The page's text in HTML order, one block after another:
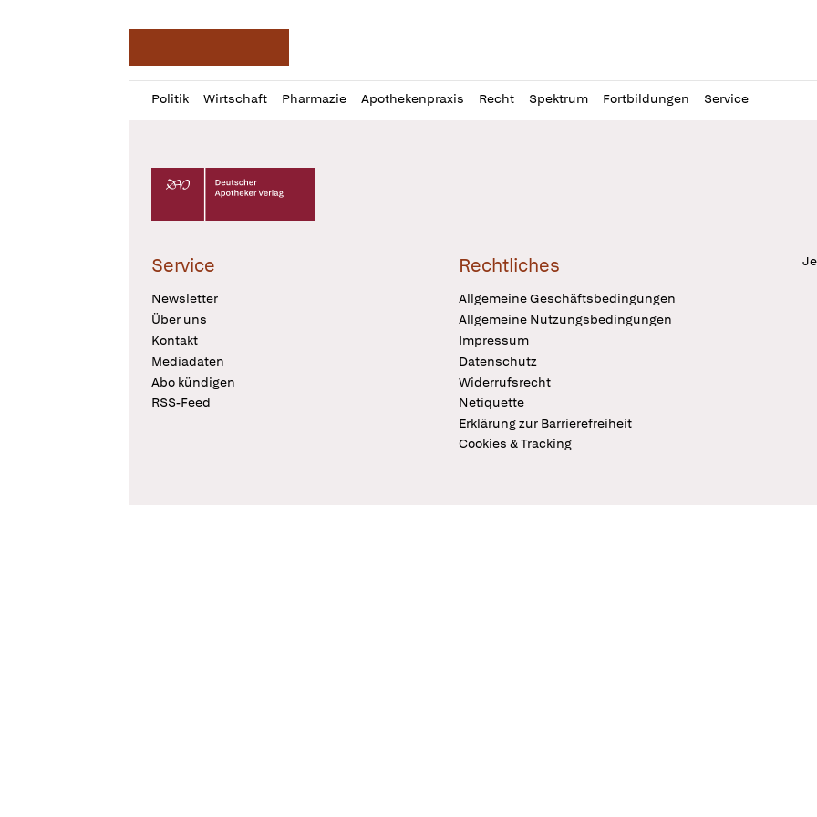
Politik Wirtschaft Pharmazie Apothekenpraxis Recht Spektrum Fortbildungen Service
Profil
öffnen
Daz
Pur
Deutscher Apotheker Verlag Logo
Service
Newsletter
Über uns
Kontakt
Mediadaten
Abo kündigen
RSS-Feed
Rechtliches
Allgemeine Geschäftsbedingungen
Allgemeine Nutzungsbedingungen
Impressum
Datenschutz
Widerrufsrecht
Netiquette
Erklärung zur Barrierefreiheit
Cookies & Tracking